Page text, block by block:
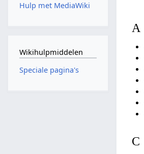
A
C
Hulp met MediaWiki
Wikihulpmiddelen
Speciale pagina's